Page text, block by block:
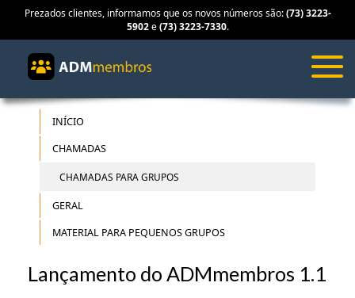
Prezados clientes, informamos que os novos números são:(73) 3223-
5902e(73) 3223-7330.
INÍCIO
CHAMADAS
CHAMADAS PARA GRUPOS
GERAL
MATERIAL PARA PEQUENOS GRUPOS
Lançamento do ADMmembros 1.1